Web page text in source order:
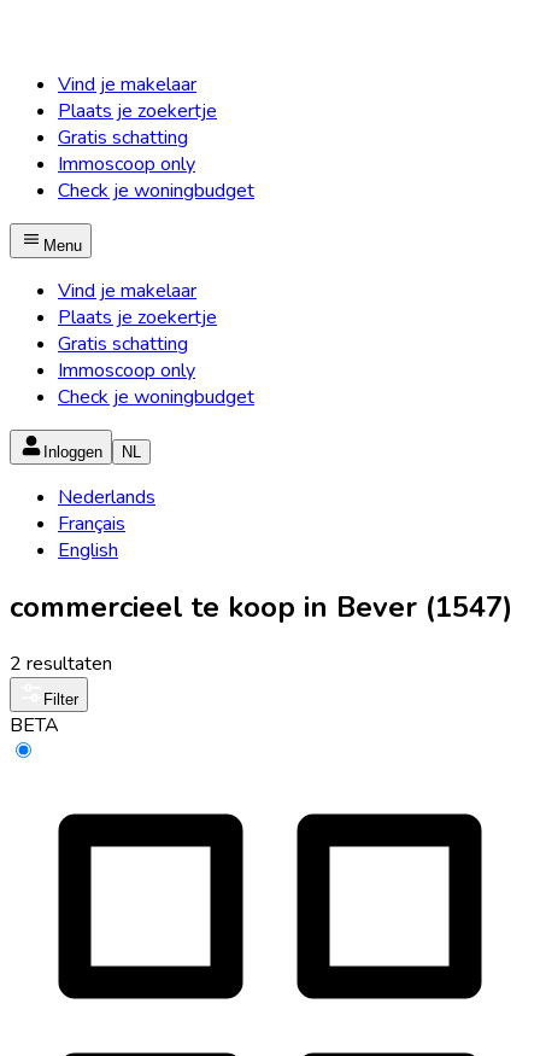
Vind je makelaar
Plaats je zoekertje
Gratis schatting
Immoscoop only
Check je woningbudget
Menu
Vind je makelaar
Plaats je zoekertje
Gratis schatting
Immoscoop only
Check je woningbudget
Inloggen NL
Nederlands
Français
English
commercieel te koop in Bever (1547)
2 resultaten
Filter
BETA